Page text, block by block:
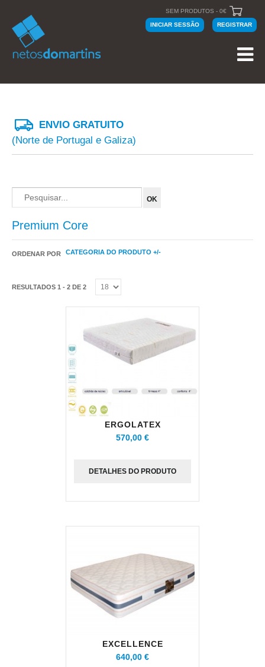
SEM PRODUTOS - 0€
INICIAR SESSÃO REGISTRAR
ENVIO GRATUITO
(Norte de Portugal e Galiza)
Premium Core
ORDENAR POR CATEGORIA DO PRODUTO +/-
RESULTADOS 1 - 2 DE 2
ERGOLATEX
570,00 €
DETALHES DO PRODUTO
EXCELLENCE
640,00 €